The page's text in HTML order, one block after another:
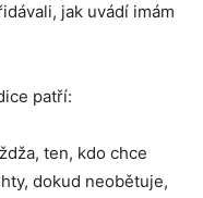
jak uvádí imám
patří:
ten, kdo chce
dokud neobětuje,